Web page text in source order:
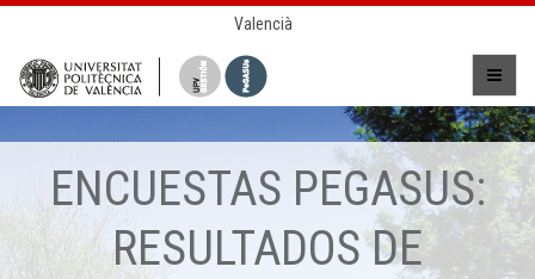
Valencià
ENCUESTAS PEGASUS:
RESULTADOS DE